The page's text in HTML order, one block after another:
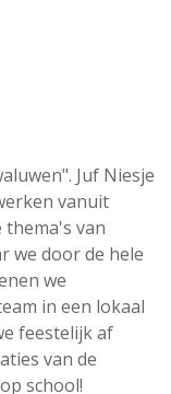
Juf Niesje
vanuit
thema's van
we door de hele
we
in een lokaal
feestelijk af
van de
school!